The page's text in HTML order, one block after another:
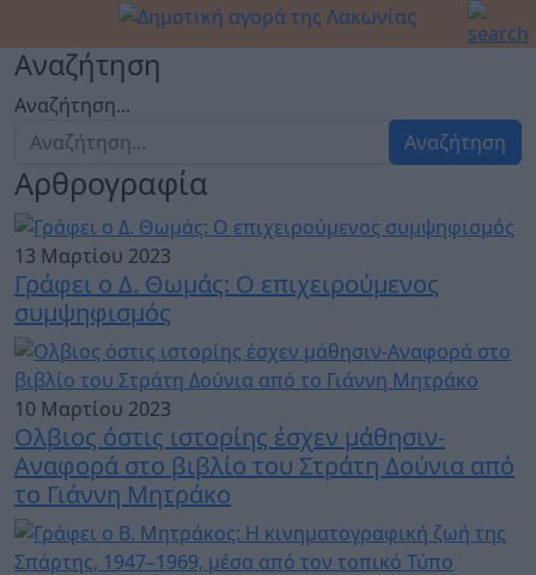
Αναζήτηση
Αναζήτηση...
Αναζήτηση
Αρθρογραφία
13 Μαρτίου 2023
Γράφει ο Δ. Θωμάς: Ο επιχειρούμενος
συμψηφισμός
10 Μαρτίου 2023
Ολβιος όστις ιστορίης έσχεν μάθησιν-
Αναφορά στο βιβλίο του Στράτη Δούνια από
το Γιάννη Μητράκο